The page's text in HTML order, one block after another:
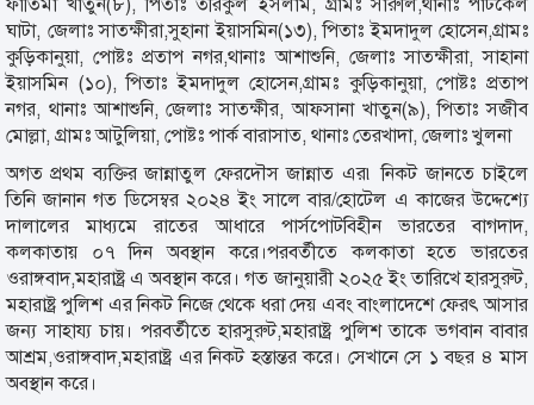
ঘাটা, জেলাঃ সাতক্ষীরা,সুহানা ইয়াসমিন(১৩), পিতাঃ ইমদাদুল হোসেন,গ্রামঃ
কুড়িকানুয়া, পোষ্টঃ প্রতাপ নগর,থানাঃ আশাশুনি, জেলাঃ সাতক্ষীরা, সাহানা
ইয়াসমিন (১০), পিতাঃ ইমদাদুল হোসেন,গ্রামঃ কুড়িকানুয়া, পোষ্টঃ প্রতাপ
নগর, থানাঃ আশাশুনি, জেলাঃ সাতক্ষীর, আফসানা খাতুন(৯), পিতাঃ সজীব
মোল্লা, গ্রামঃ আটুলিয়া, পোষ্টঃ পার্ক বারাসাত, থানাঃ তেরখাদা, জেলাঃ খুলনা
অগত প্রথম ব্যক্তির জান্নাতুল ফেরদৌস জান্নাত এর৷ নিকট জানতে চাইলে
তিনি জানান গত ডিসেম্বর ২০২৪ ইং সালে বার/হোটেল এ কাজের উদ্দেশ্যে
দালালের মাধ্যমে রাতের আধারে পার্সপোটবিহীন ভারতের বাগদাদ,
কলকাতায় ০৭ দিন অবস্থান করে।পরবর্তীতে কলকাতা হতে ভারতের
ওরাঙ্গবাদ,মহারাষ্ট্র এ অবস্থান করে। গত জানুয়ারী ২০২৫ ইং তারিখে হারসুরুট,
মহারাষ্ট্র পুলিশ এর নিকট নিজে থেকে ধরা দেয় এবং বাংলাদেশে ফেরৎ আসার
জন্য সাহায্য চায়। পরবর্তীতে হারসুরুট,মহারাষ্ট্র পুলিশ তাকে ভগবান বাবার
আশ্রম,ওরাঙ্গবাদ,মহারাষ্ট্র এর নিকট হস্তান্তর করে। সেখানে সে ১ বছর ৪ মাস
অবস্থান করে।